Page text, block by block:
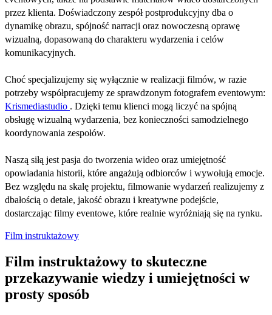
przez klienta. Doświadczony zespół postprodukcyjny dba o
dynamikę obrazu, spójność narracji oraz nowoczesną oprawę
wizualną, dopasowaną do charakteru wydarzenia i celów
komunikacyjnych.
Choć specjalizujemy się wyłącznie w realizacji filmów, w razie
potrzeby współpracujemy ze sprawdzonym fotografem eventowym:
Krismediastudio . Dzięki temu klienci mogą liczyć na spójną
obsługę wizualną wydarzenia, bez konieczności samodzielnego
koordynowania zespołów.
Naszą siłą jest pasja do tworzenia wideo oraz umiejętność
opowiadania historii, które angażują odbiorców i wywołują emocje.
Bez względu na skalę projektu, filmowanie wydarzeń realizujemy z
dbałością o detale, jakość obrazu i kreatywne podejście,
dostarczając filmy eventowe, które realnie wyróżniają się na rynku.
Film instruktażowy
Film instruktażowy to skuteczne
przekazywanie wiedzy i umiejętności w
prosty sposób